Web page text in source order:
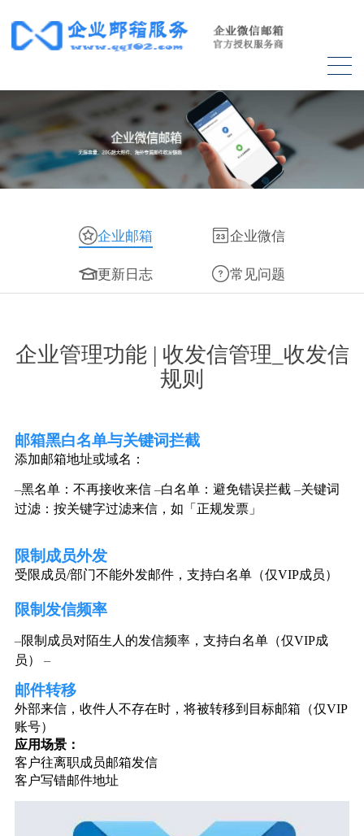
企业邮箱 企业微信
更新日志 常见问题
企业管理功能 | 收发信管理_收发信
规则
邮箱黑白名单与关键词拦截
添加邮箱地址或域名：
–黑名单：不再接收来信 –白名单：避免错误拦截 –关键词
过滤：按关键字过滤来信，如「正规发票」
限制成员外发
受限成员/部门不能外发邮件，支持白名单（仅VIP成员）
限制发信频率
–限制成员对陌生人的发信频率，支持白名单（仅VIP成
员）
–
邮件转移
外部来信，收件人不存在时，将被转移到目标邮箱（仅VIP
账号）
应用场景：
客户往离职成员邮箱发信
客户写错邮件地址